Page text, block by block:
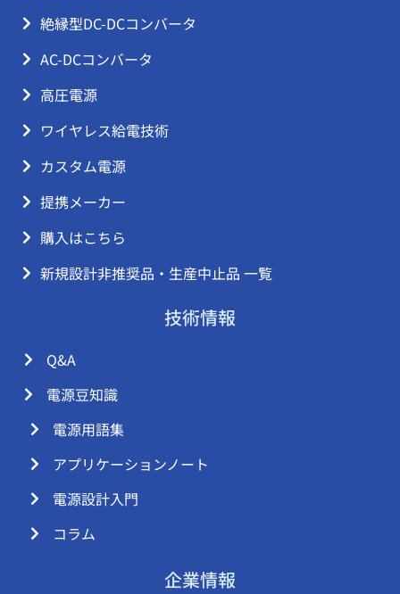
絶縁型DC-DCコンバータ
AC-DCコンバータ
高圧電源
ワイヤレス給電技術
カスタム電源
提携メーカー
購入はこちら
新規設計非推奨品・生産中止品 一覧
技術情報
Q&A
電源豆知識
電源用語集
アプリケーションノート
電源設計入門
コラム
企業情報